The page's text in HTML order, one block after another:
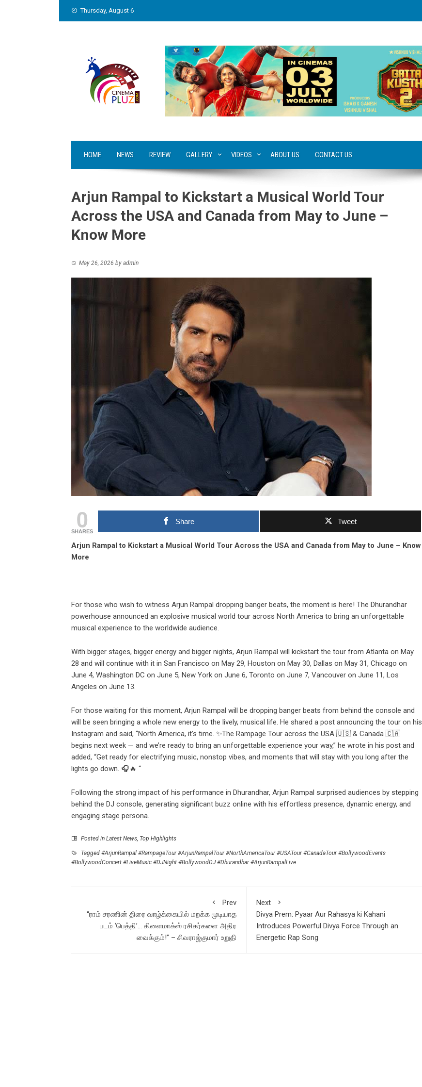
Thursday, August 6
HOME NEWS REVIEW GALLERY VIDEOS ABOUT US CONTACT US
Arjun Rampal to Kickstart a Musical World Tour
Across the USA and Canada from May to June –
Know More
May 26, 2026 by admin
0
SHARES
Share Tweet
Arjun Rampal to Kickstart a Musical World Tour Across the USA and Canada from May to June – Know
More
For those who wish to witness Arjun Rampal dropping banger beats, the moment is here! The Dhurandhar
powerhouse announced an explosive musical world tour across North America to bring an unforgettable
musical experience to the worldwide audience.
With bigger stages, bigger energy and bigger nights, Arjun Rampal will kickstart the tour from Atlanta on May
28 and will continue with it in San Francisco on May 29, Houston on May 30, Dallas on May 31, Chicago on
June 4, Washington DC on June 5, New York on June 6, Toronto on June 7, Vancouver on June 11, Los
Angeles on June 13.
For those waiting for this moment, Arjun Rampal will be dropping banger beats from behind the console and
will be seen bringing a whole new energy to the lively, musical life. He shared a post announcing the tour on his
Instagram and said, “North America, it’s time. ✨The Rampage Tour across the USA 🇺🇸 & Canada 🇨🇦
begins next week — and we’re ready to bring an unforgettable experience your way,” he wrote in his post and
added, “Get ready for electrifying music, nonstop vibes, and moments that will stay with you long after the
lights go down. 🎧🔥 “
Following the strong impact of his performance in Dhurandhar, Arjun Rampal surprised audiences by stepping
behind the DJ console, generating significant buzz online with his effortless presence, dynamic energy, and
engaging stage persona.
Posted in Latest News Top Highlights
Tagged #ArjunRampal #RampageTour #ArjunRampalTour #NorthAmericaTour #USATour #CanadaTour #BollywoodEvents
#BollywoodConcert #LiveMusic #DJNight #BollywoodDJ #Dhurandhar #ArjunRampalLive
Prev
“ராம் சரணின் திரை வாழ்க்கையில் மறக்க முடியாத
படம் ‘பெத்தி’… கிளைமாக்ஸ் ரசிகர்களை அதிர
வைக்கும்!” – சிவராஜ்குமார் உறுதி
Next
Divya Prem: Pyaar Aur Rahasya ki Kahani
Introduces Powerful Divya Force Through an
Energetic Rap Song